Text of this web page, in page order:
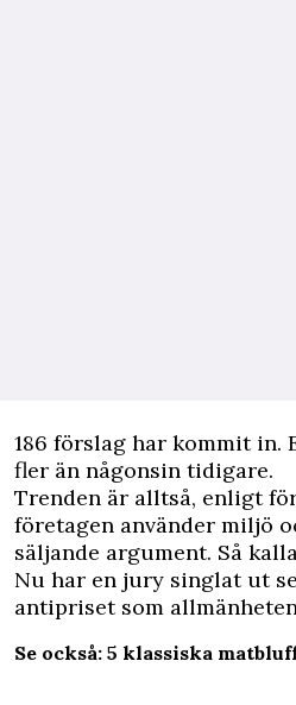
186 förslag har kommit in.
fler än någonsin tidigare.
Trenden är alltså, enligt
företagen använder miljö
säljande argument. Så
Nu har en jury singlat ut
antipriset som
Se också: 5 klassiska